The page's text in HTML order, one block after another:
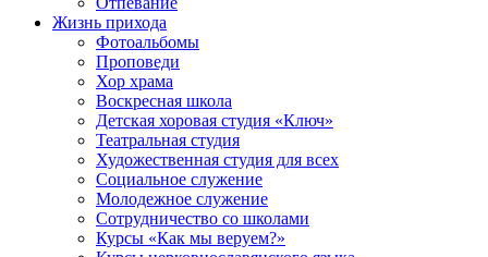
Жизнь прихода
Фотоальбомы
Проповеди
Хор храма
Воскресная школа
Детская хоровая студия «Ключ»
Театральная студия
Х​удожественная студия для всех
Социальное служение
Молодежное служение
Сотрудничество со школами
Курсы «Как мы веруем?»